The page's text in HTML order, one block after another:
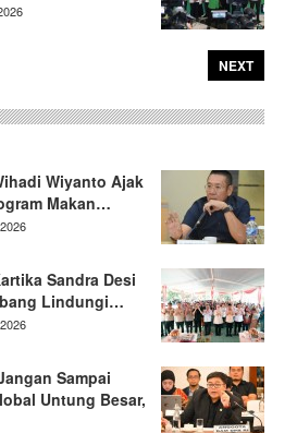
NEXT
Wiyanto Ajak
Makan…
Sandra Desi
Lindungi…
Sampai
Untung Besar,